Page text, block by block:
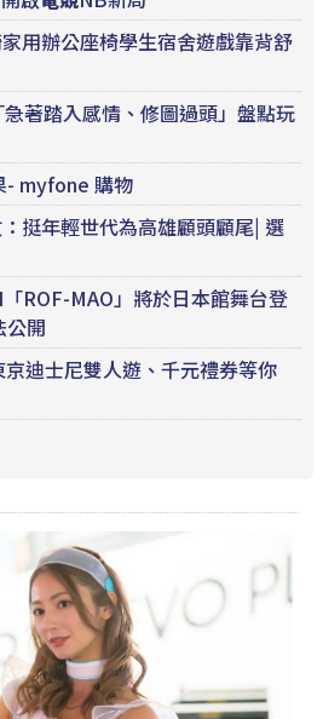
用辦公座椅學生宿舍遊戲靠背舒
著踏入感情、修圖過頭」盤點玩
- myfone 購物
挺年輕世代為高雄顧頭顧尾| 選
「ROF-MAO」將於日本館舞台登
公開
迪士尼雙人遊、千元禮券等你